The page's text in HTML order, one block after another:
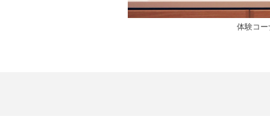
体験コー